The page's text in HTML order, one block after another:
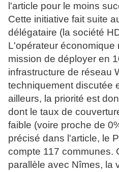
l'article pour le moins
Cette initiative fait suite
délégataire (la société
L'opérateur économique
mission de déployer en
infrastructure de réseau
techniquement discutée
ailleurs, la priorité est
dont le taux de
faible (voire proche de
précisé dans l'article, le
compte 117 communes.
parallèle avec Nîmes, la